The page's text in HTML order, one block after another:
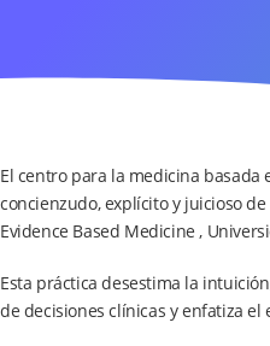
El centro para la medicina basada
concienzudo, explícito y juicioso
Evidence Based Medicine ,
Esta práctica desestima la
de decisiones clínicas y enfatiza